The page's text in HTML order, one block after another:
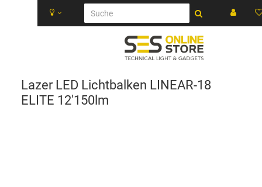
Lazer LED Lichtbalken LINEAR-18
ELITE 12'150lm